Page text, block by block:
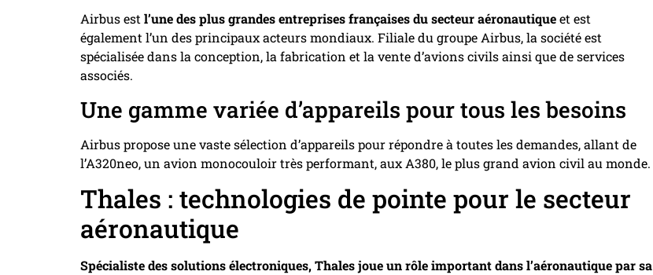
Airbus estl’une des plus grandes entreprises françaises du secteur aéronautiqueet est
également l’un des principaux acteurs mondiaux. Filiale du groupe Airbus, la société est
spécialisée dans la conception, la fabrication et la vente d’avions civils ainsi que de services
associés.
Une gamme variée d’appareils pour tous les besoins
Airbus propose une vaste sélection d’appareils pour répondre à toutes les demandes, allant de
l’A320neo, un avion monocouloir très performant, aux A380, le plus grand avion civil au monde.
Thales : technologies de pointe pour le secteur
aéronautique
Spécialiste des solutions électroniques, Thales joue un rôle important dans l’aéronautique par sa